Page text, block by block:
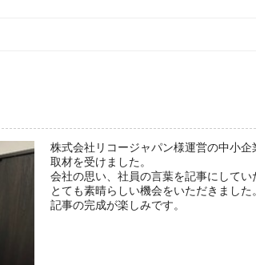
株式会社リコージャパン様運営の中小企
取材を受けました。
会社の思い、社員の言葉を記事にしてい
とても素晴らしい機会をいただきました
記事の完成が楽しみです。